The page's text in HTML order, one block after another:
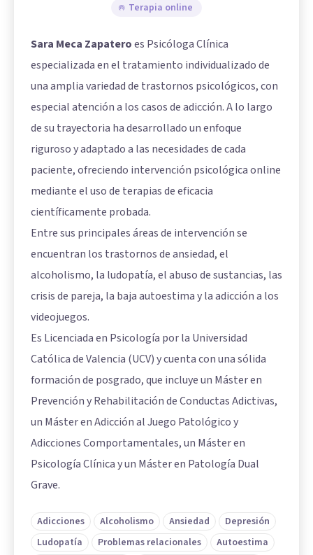
Terapia online
Sara Meca Zapateroes Psicóloga Clínica
especializada en el tratamiento individualizado de
una amplia variedad de trastornos psicológicos, con
especial atención a los casos de adicción. A lo largo
de su trayectoria ha desarrollado un enfoque
riguroso y adaptado a las necesidades de cada
paciente, ofreciendo intervención psicológica online
mediante el uso de terapias de eficacia
científicamente probada.
Entre sus principales áreas de intervención se
encuentran los trastornos de ansiedad, el
alcoholismo, la ludopatía, el abuso de sustancias, las
crisis de pareja, la baja autoestima y la adicción a los
videojuegos.
Es Licenciada en Psicología por la Universidad
Católica de Valencia (UCV) y cuenta con una sólida
formación de posgrado, que incluye un Máster en
Prevención y Rehabilitación de Conductas Adictivas,
un Máster en Adicción al Juego Patológico y
Adicciones Comportamentales, un Máster en
Psicología Clínica y un Máster en Patología Dual
Grave.
Adicciones Alcoholismo Ansiedad
Depresión
Ludopatía
Problemas relacionales
Autoestima